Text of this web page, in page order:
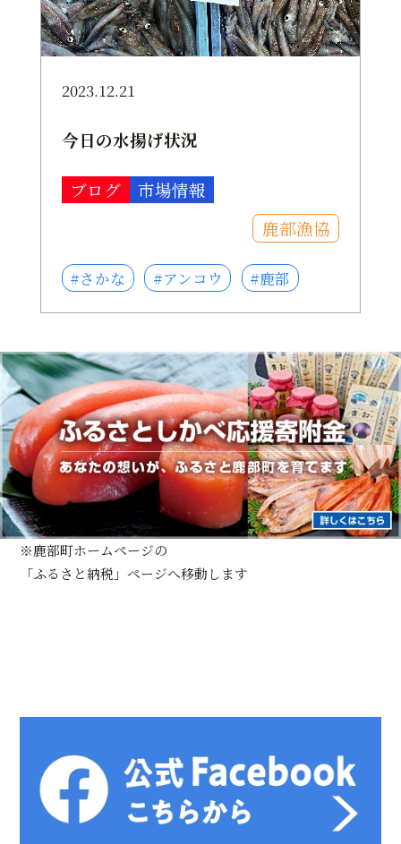
2023.12.21
今日の水揚げ状況
ブログ
市場情報
鹿部漁協
#さかな #アンコウ #鹿部
※鹿部町ホームページの
「ふるさと納税」ページへ移動します